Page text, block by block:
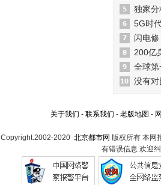
独家分
5G时
闪电
200亿
全球第
没有
关于我们 - 联系我们 - 老版地图 -
Copyright.2002-2020 北京都市网 版权所有 本网
有错误信息 欢迎